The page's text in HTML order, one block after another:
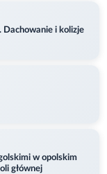
Dachowanie i kolizje
w opolskim
głównej